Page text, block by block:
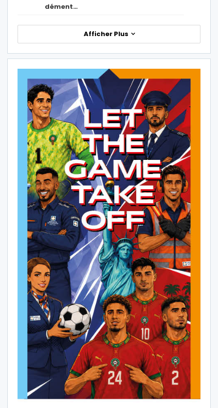
dément…
Afficher Plus